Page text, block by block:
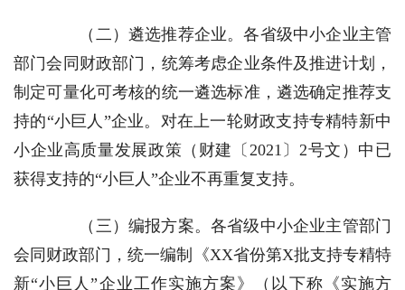
（二）遴选推荐企业。各省级中小企业主管
部门会同财政部门，统筹考虑企业条件及推进计划，
制定可量化可考核的统一遴选标准，遴选确定推荐支
持的“小巨人”企业。对在上一轮财政支持专精特新中
小企业高质量发展政策（财建〔2021〕2号文）中已
获得支持的“小巨人”企业不再重复支持。
（三）编报方案。 各省级中小企业主管部门
会同财政部门，统一编制《XX省份第X批支持专精特
新“小巨人”企业工作实施方案》（以下称《实施方